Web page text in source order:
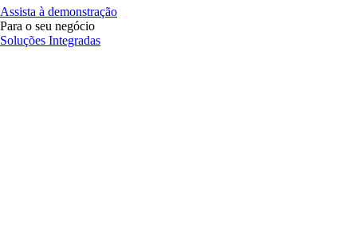
Assista à demonstração
Para o seu negócio
Soluções Integradas